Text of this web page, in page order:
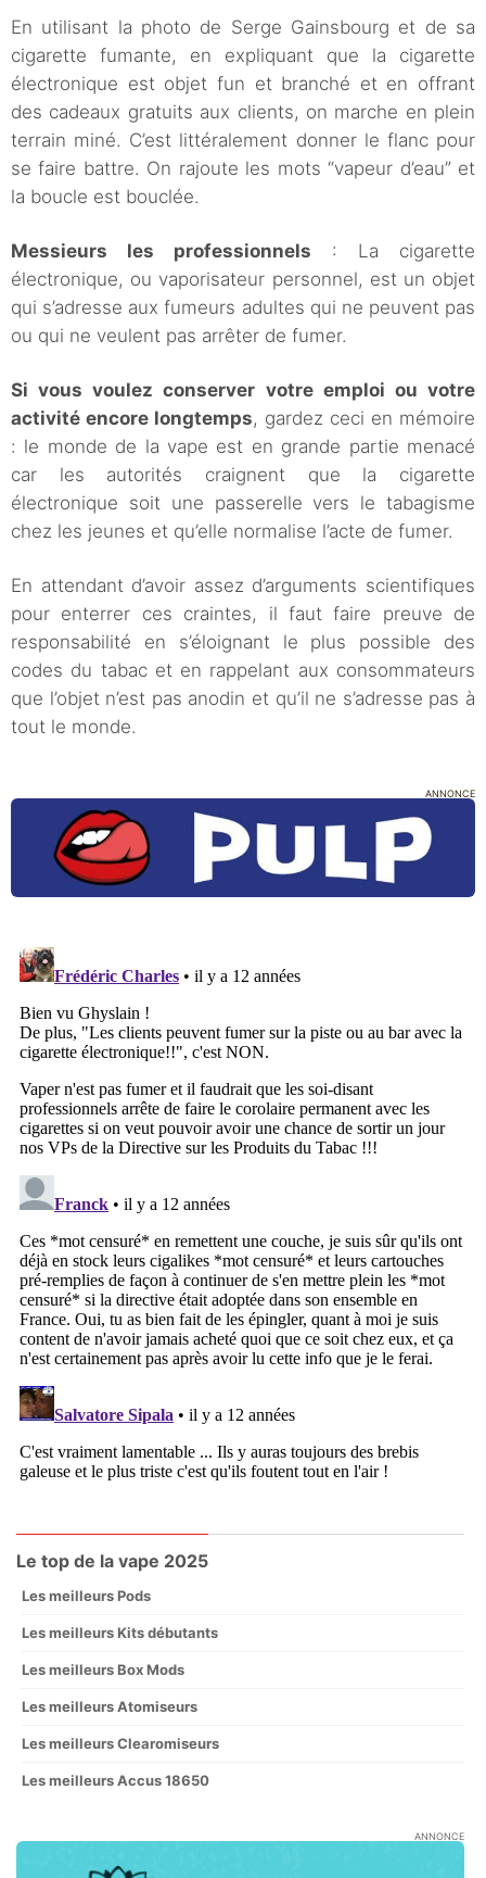
En utilisant la photo de Serge Gainsbourg et de sa
cigarette fumante, en expliquant que la cigarette
électronique est objet fun et branché et en offrant
des cadeaux gratuits aux clients, on marche en plein
terrain miné. C’est littéralement donner le flanc pour
se faire battre. On rajoute les mots “vapeur d’eau” et
la boucle est bouclée.
Messieurs les professionnels : La cigarette
électronique, ou vaporisateur personnel, est un objet
qui s’adresse aux fumeurs adultes qui ne peuvent pas
ou qui ne veulent pas arrêter de fumer.
Si vous voulez conserver votre emploi ou votre
activité encore longtemps, gardez ceci en mémoire
: le monde de la vape est en grande partie menacé
car les autorités craignent que la cigarette
électronique soit une passerelle vers le tabagisme
chez les jeunes et qu’elle normalise l’acte de fumer.
En attendant d’avoir assez d’arguments scientifiques
pour enterrer ces craintes, il faut faire preuve de
responsabilité en s’éloignant le plus possible des
codes du tabac et en rappelant aux consommateurs
que l’objet n’est pas anodin et qu’il ne s’adresse pas à
tout le monde.
ANNONCE
Le top de la vape 2025
Les meilleurs Pods
Les meilleurs Kits débutants
Les meilleurs Box Mods
Les meilleurs Atomiseurs
Les meilleurs Clearomiseurs
Les meilleurs Accus 18650
ANNONCE